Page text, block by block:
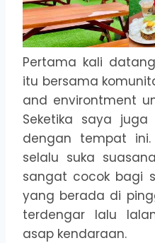
Pertama kali
itu bersama
and environtment
Seketika saya
dengan tempat
selalu suka
sangat cocok bagi
yang berada di
terdengar lalu
asap kendaraan.